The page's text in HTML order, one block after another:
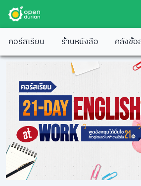
คอร์สเรียน ร้านหนังสือ คลังข้อ